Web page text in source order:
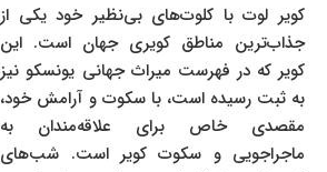
کویر لوت با کلوت‌های بی‌نظیر خود یکی از
جذاب‌ترین مناطق کویری جهان است. این
کویر که در فهرست میراث جهانی یونسکو نیز
به ثبت رسیده است، با سکوت و آرامش خود،
مقصدی خاص برای علاقه‌مندان به
ماجراجویی و سکوت کویر است. شب‌های